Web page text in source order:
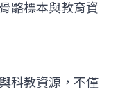
骼標本與教育資
科教資源，不僅